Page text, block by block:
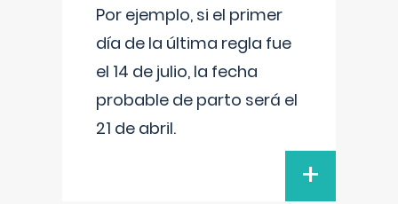
Por ejemplo, si el primer
día de la última regla fue
el 14 de julio, la fecha
probable de parto será el
21 de abril.
+